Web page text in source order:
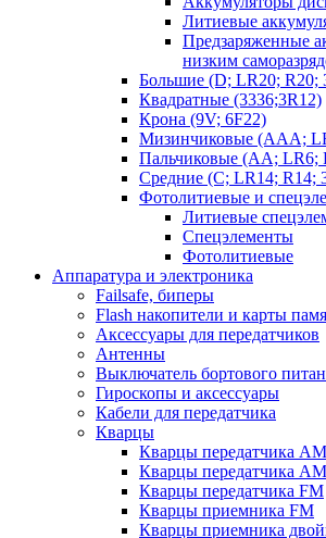
Литиевые
Предзаряженные
низким
Большие (D; LR20; R20;
Квадратные (3336;3R12)
Крона (9V; 6F22)
Мизинчиковые (AAA;
Пальчиковые (AA; LR6;
Средние (C; LR14; R14;
Фотолитиевые и
Литиевые
Спецэлементы
Фотолитиевые
Аппаратура и электроника
Failsafe, биперы
Flash накопители и карты
Аксессуары для передатчиков
Антенны
Выключатель бортового
Гироскопы и аксессуары
Кабели для передатчика
Кварцы
Кварцы передатчика
Кварцы передатчика
Кварцы передатчика FM
Кварцы приемника FM
Кварцы приемника